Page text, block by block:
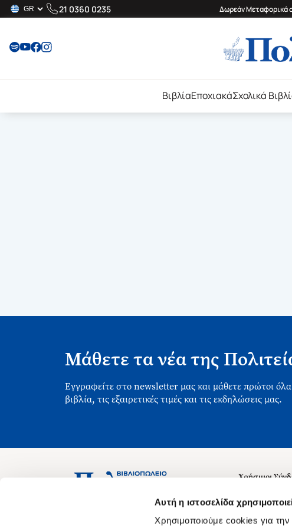
Αυτή η ιστοσελίδα
Χρησιμοποιούμε cookies για
21 0360 0235 Δωρεάν Μεταφορικά
ΒιβλίαΕποχιακάΣχολικά
Μάθετε τα νέα της
Εγγραφείτε στο newsletter μας και μάθετε πρώτοι
βιβλία, τις εξαιρετικές τιμές και τις εκδηλώσεις μας.
Ασκληπιού 1-3, Αθήνα 106 79
Χρήσιμοι
Σχετικά με
Θέσεις